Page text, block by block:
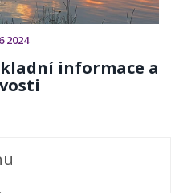
2024
informace a